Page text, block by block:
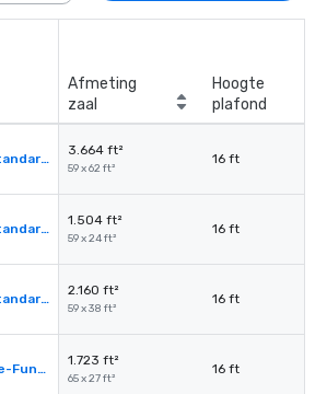
Afmeting
zaal
Hoogte
plafond
The Gold Standard Ballroom & Terrace
3.664 ft²
59 x 62 ft²
16 ft
The Gold Standard A
1.504 ft²
59 x 24 ft²
16 ft
The Gold Standard B & Terrace
2.160 ft²
59 x 38 ft²
16 ft
Ballroom Pre-Function
1.723 ft²
65 x 27 ft²
16 ft